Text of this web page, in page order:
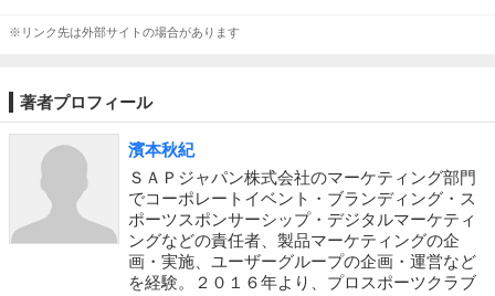
※リンク先は外部サイトの場合があります
著者プロフィール
濱本秋紀
ＳＡＰジャパン株式会社のマーケティング部門
でコーポレートイベント・ブランディング・ス
ポーツスポンサーシップ・デジタルマーケティ
ングなどの責任者、製品マーケティングの企
画・実施、ユーザーグループの企画・運営など
を経験。２０１６年より、プロスポーツクラブ